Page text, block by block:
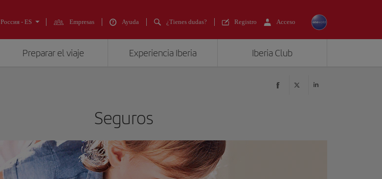
Россия - ES Empresas Ayuda ¿Tienes dudas? Registro Acceso
Preparar el viaje Experiencia Iberia Iberia Club
Seguros